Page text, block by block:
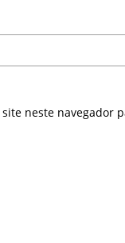
neste navegador